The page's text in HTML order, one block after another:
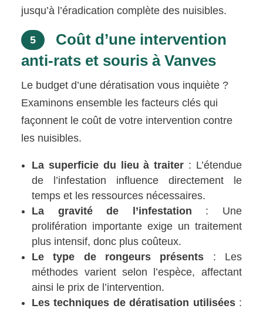
jusqu’à l’éradication complète des nuisibles.
5
Coût d’une intervention
anti-rats et souris à Vanves
Le budget d’une dératisation vous inquiète ?
Examinons ensemble les facteurs clés qui
façonnent le coût de votre intervention contre
les nuisibles.
La superficie du lieu à traiter : L’étendue
de l’infestation influence directement le
temps et les ressources nécessaires.
La gravité de l’infestation : Une
prolifération importante exige un traitement
plus intensif, donc plus coûteux.
Le type de rongeurs présents : Les
méthodes varient selon l’espèce, affectant
ainsi le prix de l’intervention.
Les techniques de dératisation utilisées: